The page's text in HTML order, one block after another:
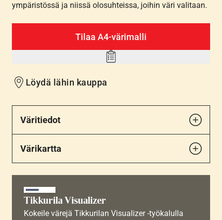
ympäristössä ja niissä olosuhteissa, joihin väri valitaan.
Tilaa A4-värimalli
Add
Löydä lähin kauppa
Väritiedot
Värikartta
Tikkurila Visualizer
Kokeile värejä Tikkurilan Visualizer -työkalulla